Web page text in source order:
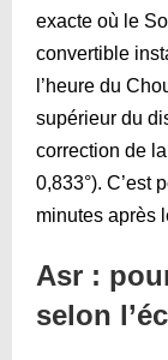
exacte où le
convertible
l’heure du
supérieur du
correction de
0,833°). C’est
minutes après
Asr :
selon